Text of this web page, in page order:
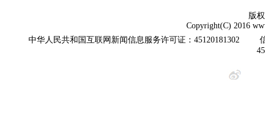
版
Copyright(C) 2016
中华人民共和国互联网新闻信息服务许可证：45120181302